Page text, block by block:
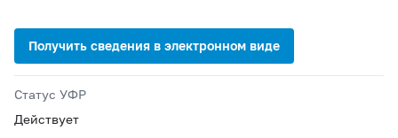
Статус УФР
Действует